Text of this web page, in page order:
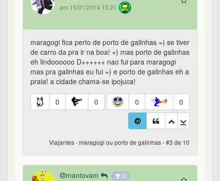
em 15/01/2014 15:21
maragogi fica perto de porto de galinhas =) se tiver
de carro da pra ir na boa! +) mas porto de galinhas
eh lindoooooo D++++++ nao fui para maragogi
mas pra galinhas eu fui =) e porto de galinhas eh a
praia! a cidade chama-se ipojuca!
0 0 0 0
Viajantes - maragogi ou porto de galinhas - #3 de 10
mantovam